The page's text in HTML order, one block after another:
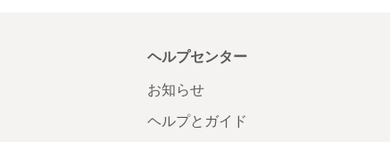
ヘルプセンター
お知らせ
ヘルプとガイド